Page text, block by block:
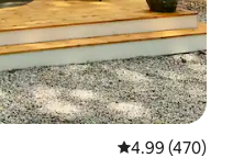
Calificación
4.99 (470)